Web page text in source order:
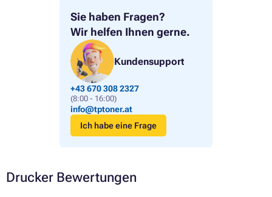
Sie haben Fragen?
Wir helfen Ihnen gerne.
Kundensupport
+43 670 308 2327
(8:00 - 16:00)
info@tptoner.at
Ich habe eine Frage
Drucker Bewertungen